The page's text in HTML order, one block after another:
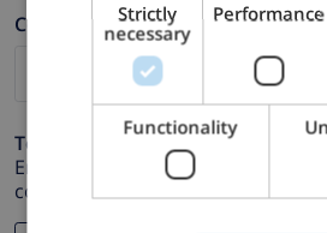
Correu electrònic *
Telèfon *
En cas que la direcció de correu
correctament.
Strictly
necessary
Performance
Functionality